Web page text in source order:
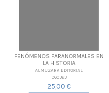
FENÓMENOS PARANORMALES EN
LA HISTORIA
ALMUZARA EDITORIAL
960363
25,00 €